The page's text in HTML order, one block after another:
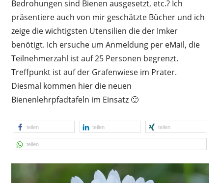
Bedrohungen sind Bienen ausgesetzt, etc.? Ich
präsentiere auch von mir geschätzte Bücher und ich
zeige die wichtigsten Utensilien die der Imker
benötigt. Ich ersuche um Anmeldung per eMail, die
Teilnehmerzahl ist auf 25 Personen begrenzt.
Treffpunkt ist auf der Grafenwiese im Prater.
Diesmal kommen hier die neuen
Bienenlehrpfadtafeln im Einsatz 🙂
teilen teilen teilen
teilen